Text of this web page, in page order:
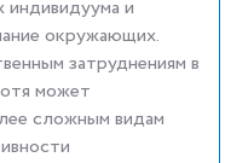
и
окружающих.
затруднениям в
может
сложным видам